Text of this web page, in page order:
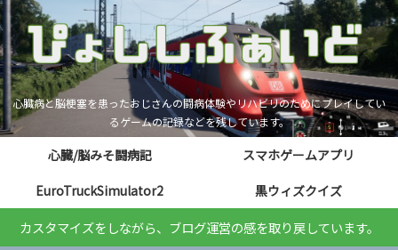
心臓病と脳梗塞を患ったおじさんの闘病体験やリハビリのためにプレイしてい
るゲームの記録などを残しています。
心臓/脳みそ闘病記
スマホゲームアプリ
EuroTruckSimulator2
黒ウィズクイズ
カスタマイズをしながら、ブログ運営の感を取り戻しています。